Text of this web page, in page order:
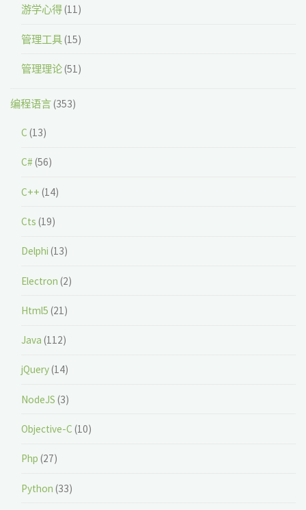
游学心得(11)
管理工具(15)
管理理论(51)
编程语言(353)
C (13)
C# (56)
C++ (14)
Cts (19)
Delphi (13)
Electron (2)
Html5 (21)
Java (112)
jQuery(14)
NodeJS (3)
Objective-C (10)
Php (27)
Python (33)